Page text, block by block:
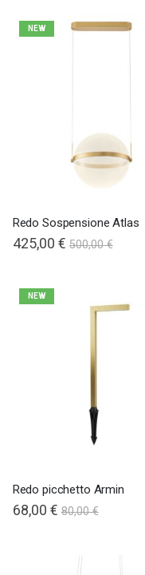
NEW
Redo Sospensione Atlas
425,00 € 500,00 €
NEW
Redo picchetto Armin
68,00 € 80,00 €